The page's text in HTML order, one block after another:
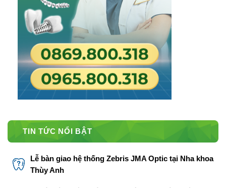
TIN TỨC NỔI BẬT
Lễ bàn giao hệ thống Zebris JMA Optic tại Nha khoa
Thùy Anh